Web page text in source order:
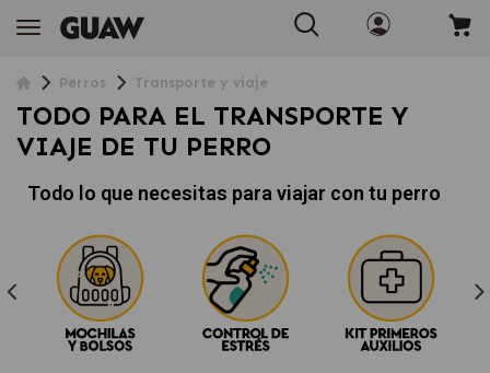
Perros Transporte y viaje
TODO PARA EL TRANSPORTE Y
VIAJE DE TU PERRO
Todo lo que necesitas para viajar con tu perro